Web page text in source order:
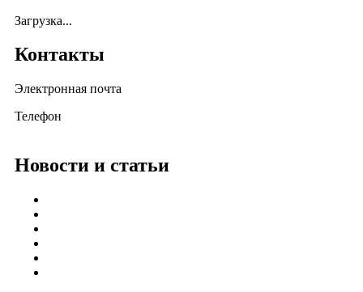
Загрузка...
Контакты
Электронная почта
Телефон
Новости и статьи